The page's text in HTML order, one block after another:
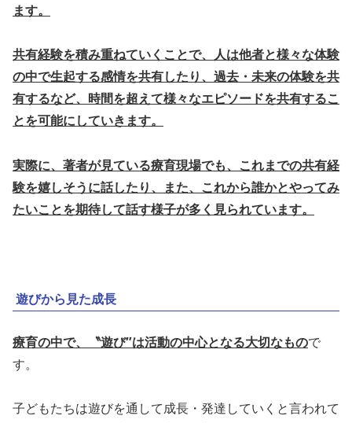
ます。
共有経験を積み重ねていくことで、人は他者と様々な体験
の中で生起する感情を共有したり、過去・未来の体験を共
有するなど、時間を超えて様々なエピソードを共有するこ
とを可能にしていきます。
実際に、著者が見ている療育現場でも、これまでの共有経
験を嬉しそうに話したり、また、これから誰かとやってみ
たいことを期待して話す様子が多く見られています。
遊びから見た成長
療育の中で、〝遊び″は活動の中心となる大切なもので
す。
子どもたちは遊びを通して成長・発達していくと言われて